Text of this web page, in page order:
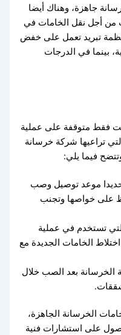
جاهزة، وهناك أيضا
من أجل نقل الخامات في
تبريد تعمل على خفض
بينما في الدرجات
فقط متوقفة على عملية
تراعيها شركة خرسانة
فيما يلي:
تحديدا موعد توصيل وصب
على خواصها وتجنب
تستخدم في عملية
الخامات الجديدة مع
الخرسانة بعد الصب خلال
الخرسانة الجاهزة،
على استشارات فنية